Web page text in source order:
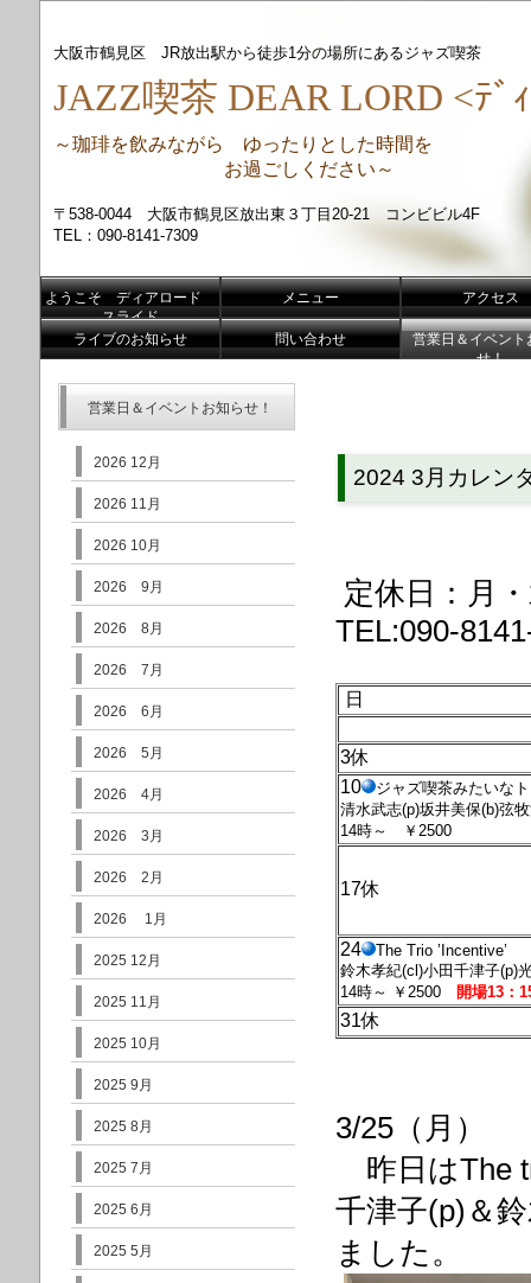
大阪市鶴見区 JR放出駅から徒歩1分の場所にあるジャズ喫茶
JAZZ喫茶 DEAR LORD <ﾃﾞ
～珈琲を飲みながら ゆったりとした時間を
お過ごしください～
〒538-0044 大阪市鶴見区放出東３丁目20-21 コンビビル4F
TEL：090-8141-7309
ようこそ ディアロード
スライド
メニュー アクセス
ライブのお知らせ 問い合わせ
営業日＆イベント
せ！
2024 3月カレン
定休日：
TEL:090-
日
3休
10
ジャズ喫茶みたいな
清水武志(p)坂井美保(b)弦
14時～ ￥2500
17休
24
The Trio ’Incentive’
鈴木孝紀(cl)小田千津子
14時～ ￥2500
開場13：
31休
3/25（月）
昨日はThe
千津子(p)＆
ました。
営業日＆イベントお知らせ！
2026 12月
2026 11月
2026 10月
2026 9月
2026 8月
2026 7月
2026 6月
2026 5月
2026 4月
2026 3月
2026 2月
2026 1月
2025 12月
2025 11月
2025 10月
2025 9月
2025 8月
2025 7月
2025 6月
2025 5月